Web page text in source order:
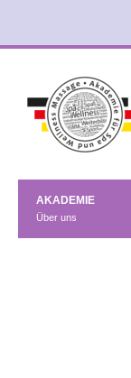
AKADEMIE
Über uns